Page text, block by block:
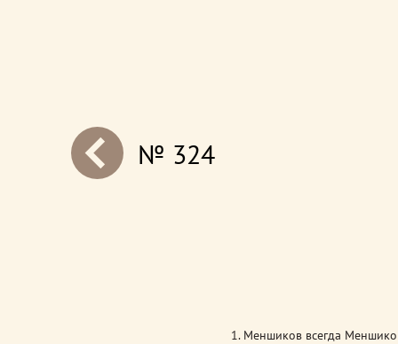
next№ 324
1. Меншиков всегда